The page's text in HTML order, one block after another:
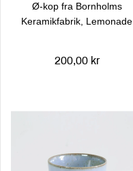
Ø-kop fra Bornholms
Keramikfabrik, Lemonade
200,00 kr